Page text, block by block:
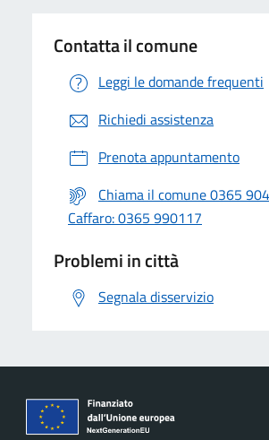
Contatta il comune
Leggi le domande frequenti
Richiedi assistenza
Prenota appuntamento
Chiama il comune 0365
Caffaro: 0365 990117
Problemi in città
Segnala disservizio